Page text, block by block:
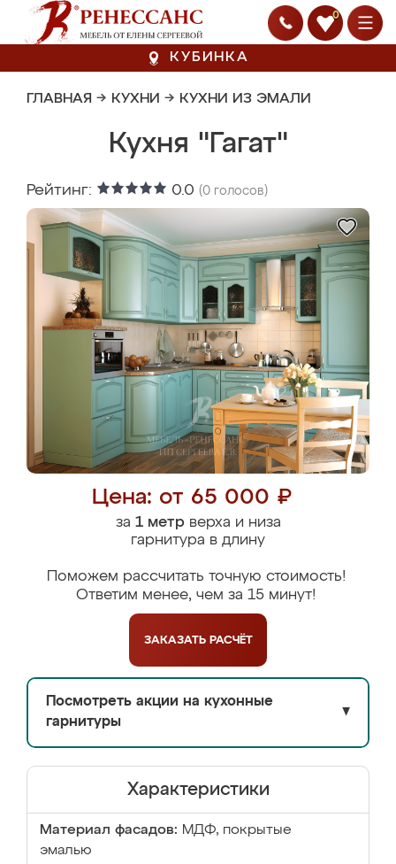
0
КУБИНКА
ГЛАВНАЯ → КУХНИ → КУХНИ ИЗ ЭМАЛИ
Кухня "Гагат"
Рейтинг: 0.0 (0 голосов)
Цена: от 65 000 ₽
за 1 метрверха и низа
гарнитура в длину
Поможем рассчитать точную стоимость!
Ответим менее, чем за 15 минут!
ЗАКАЗАТЬ РАСЧЁТ
Посмотреть акции на кухонные
гарнитуры
▼
Характеристики
Материал фасадов: МДФ, покрытые
эмалью